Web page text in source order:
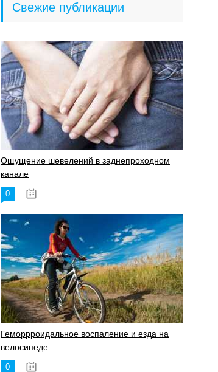
Свежие публикации
Ощущение шевелений в заднепроходном
канале
0
Геморрроидальное воспаление и езда на
велосипеде
0